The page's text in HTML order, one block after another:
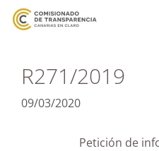
R271/2019
09/03/2020
Petición de